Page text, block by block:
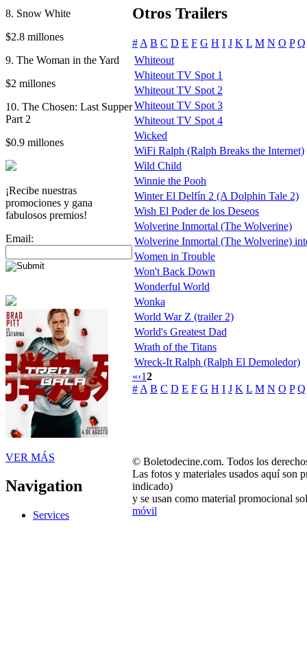
8. Snow White
$2.8 millones
9. The Woman in the Yard
$2 millones
10. The Chosen: Last Supper
Part 2
$0.9 millones
¡Recibe nuestras
promociones y gana
fabulosos premios!
Email:
VER MÁS
Navigation
Services
Otros Trailers
# A B C D E F G H I J K L M N O P Q
Whiteout
Whiteout TV Spot 1
Whiteout TV Spot 2
Whiteout TV Spot 3
Whiteout TV Spot 4
Wicked
WiFi Ralph (Ralph Breaks the Internet)
Wild Child
Winnie the Pooh
Winter El Delfín 2 (A Dolphin Tale 2)
Wish El Poder de los Deseos
Wolverine Inmortal (The Wolverine)
Wolverine Inmortal (The Wolverine)
Women in Trouble
Won't Back Down
Wonderful World
Wonka
World War Z (trailer 2)
World's Greatest Dad
Wrath of the Titans
Wreck-It Ralph (Ralph El Demoledor)
«‹12
# A B C D E F G H I J K L M N O P Q
© Boletodecine.com. Todos los
Las fotos y materiales usados aquí son
indicado)
y se usan como material promocional
móvil